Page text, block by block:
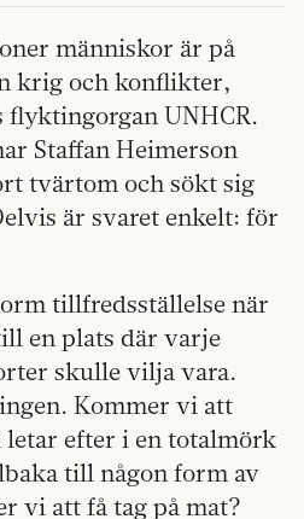
människor är på
krig och konflikter,
flyktingorgan UNHCR.
Staffan Heimerson
tvärtom och sökt sig
är svaret enkelt: för
tillfredsställelse när
en plats där varje
skulle vilja vara.
Kommer vi att
efter i en totalmörk
till någon form av
vi att få tag på mat?